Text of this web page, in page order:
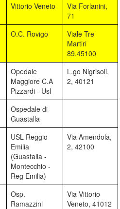
Vittorio Veneto
Via Forlanini,
71
O.C. Rovigo
Viale Tre
Martiri
89,45100
Opedale
Maggiore C.A
Pizzardi - Usl
L.go Nigrisoli,
2, 40121
Ospedale di
Guastalla
USL Reggio
Emilia
(Guastalla -
Montecchio -
Reg Emilia)
Via Amendola,
2, 42100
Osp.
Ramazzini
Via Vittorio
Veneto, 41012